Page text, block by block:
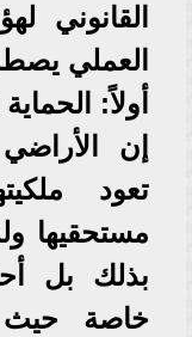
القانوني
العملي
أولاً:
إن
تعود
مستحقيها
بذلك بل
خاصة